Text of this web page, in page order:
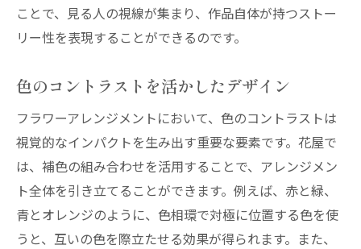
ことで、見る人の視線が集まり、作品自体が持つストー
リー性を表現することができるのです。
色のコントラストを活かしたデザイン
フラワーアレンジメントにおいて、色のコントラストは
視覚的なインパクトを生み出す重要な要素です。花屋で
は、補色の組み合わせを活用することで、アレンジメン
ト全体を引き立てることができます。例えば、赤と緑、
青とオレンジのように、色相環で対極に位置する色を使
うと、互いの色を際立たせる効果が得られます。また、